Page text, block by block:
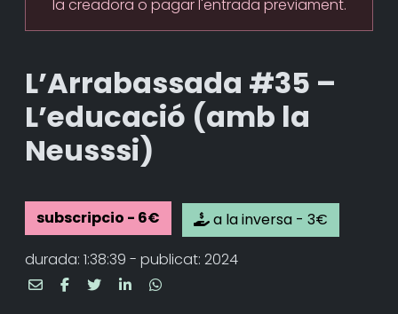
la creadora o pagar l'entrada previament.
L’Arrabassada #35 –
L’educació (amb la
Neusssi)
subscripcio - 6€
a la inversa - 3€
durada: 1:38:39 - publicat: 2024